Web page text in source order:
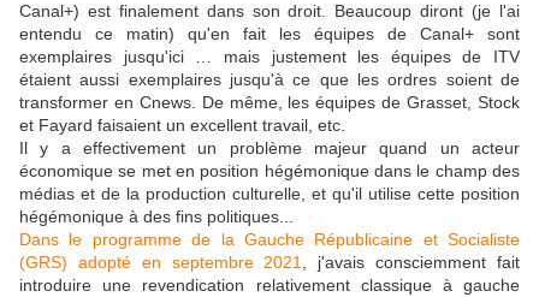
Canal+) est finalement dans son droit. Beaucoup diront (je l'ai
entendu ce matin) qu'en fait les équipes de Canal+ sont
exemplaires jusqu'ici … mais justement les équipes de ITV
étaient aussi exemplaires jusqu'à ce que les ordres soient de
transformer en Cnews. De même, les équipes de Grasset, Stock
et Fayard faisaient un excellent travail, etc.
Il y a effectivement un problème majeur quand un acteur
économique se met en position hégémonique dans le champ des
médias et de la production culturelle, et qu'il utilise cette position
hégémonique à des fins politiques...
Dans le programme de la Gauche Républicaine et Socialiste
(GRS) adopté en septembre 2021
, j'avais consciemment fait
introduire une revendication relativement classique à gauche